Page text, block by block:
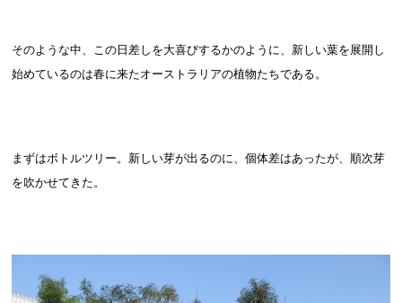
そのような中、この日差しを大喜びするかのように、新しい葉を展開し
始めているのは春に来たオーストラリアの植物たちである。
まずはボトルツリー。新しい芽が出るのに、個体差はあったが、順次芽
を吹かせてきた。